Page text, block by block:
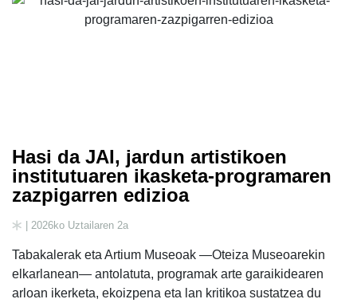
Hasi da JAI, jardun artistikoen
institutuaren ikasketa-programaren
zazpigarren edizioa
| 2026ko Uztailaren 2a
Tabakalerak eta Artium Museoak —Oteiza Museoarekin
elkarlanean— antolatuta, programak arte garaikidearen
arloan ikerketa, ekoizpena eta lan kritikoa sustatzea du